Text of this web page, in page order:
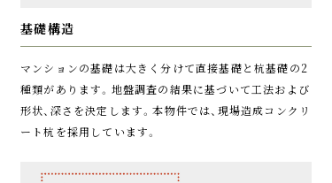
基礎構造
マンションの基礎は大きく分けて直接基礎と杭基礎の2
種類があります。地盤調査の結果に基づいて工法および
形状、深さを決定します。本物件では、現場造成コンクリ
ート杭を採用しています。
イメージイラスト
管制運転装置付きエレベーター